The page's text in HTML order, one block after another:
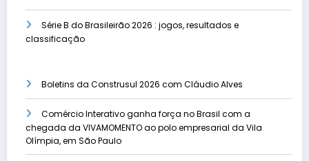
Série B do Brasileirão 2026 : jogos, resultados e
classificação
Boletins da Construsul 2026 com Cláudio Alves
Comércio Interativo ganha força no Brasil com a
chegada da VIVAMOMENTO ao polo empresarial da Vila
Olímpia, em São Paulo